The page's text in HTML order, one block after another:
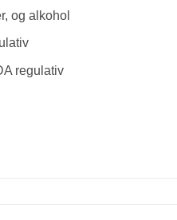
og alkohol
regulativ